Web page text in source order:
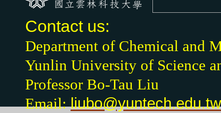
Contact us:
Department of Chemical and
Yunlin University of Science
Professor Bo-Tau Liu
Email:liubo@yuntech.edu.tw